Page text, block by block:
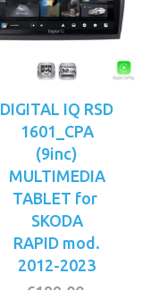
DIGITAL IQ RSD
1601_CPA
(9inc)
MULTIMEDIA
TABLET for
SKODA
RAPID mod.
2012-2023